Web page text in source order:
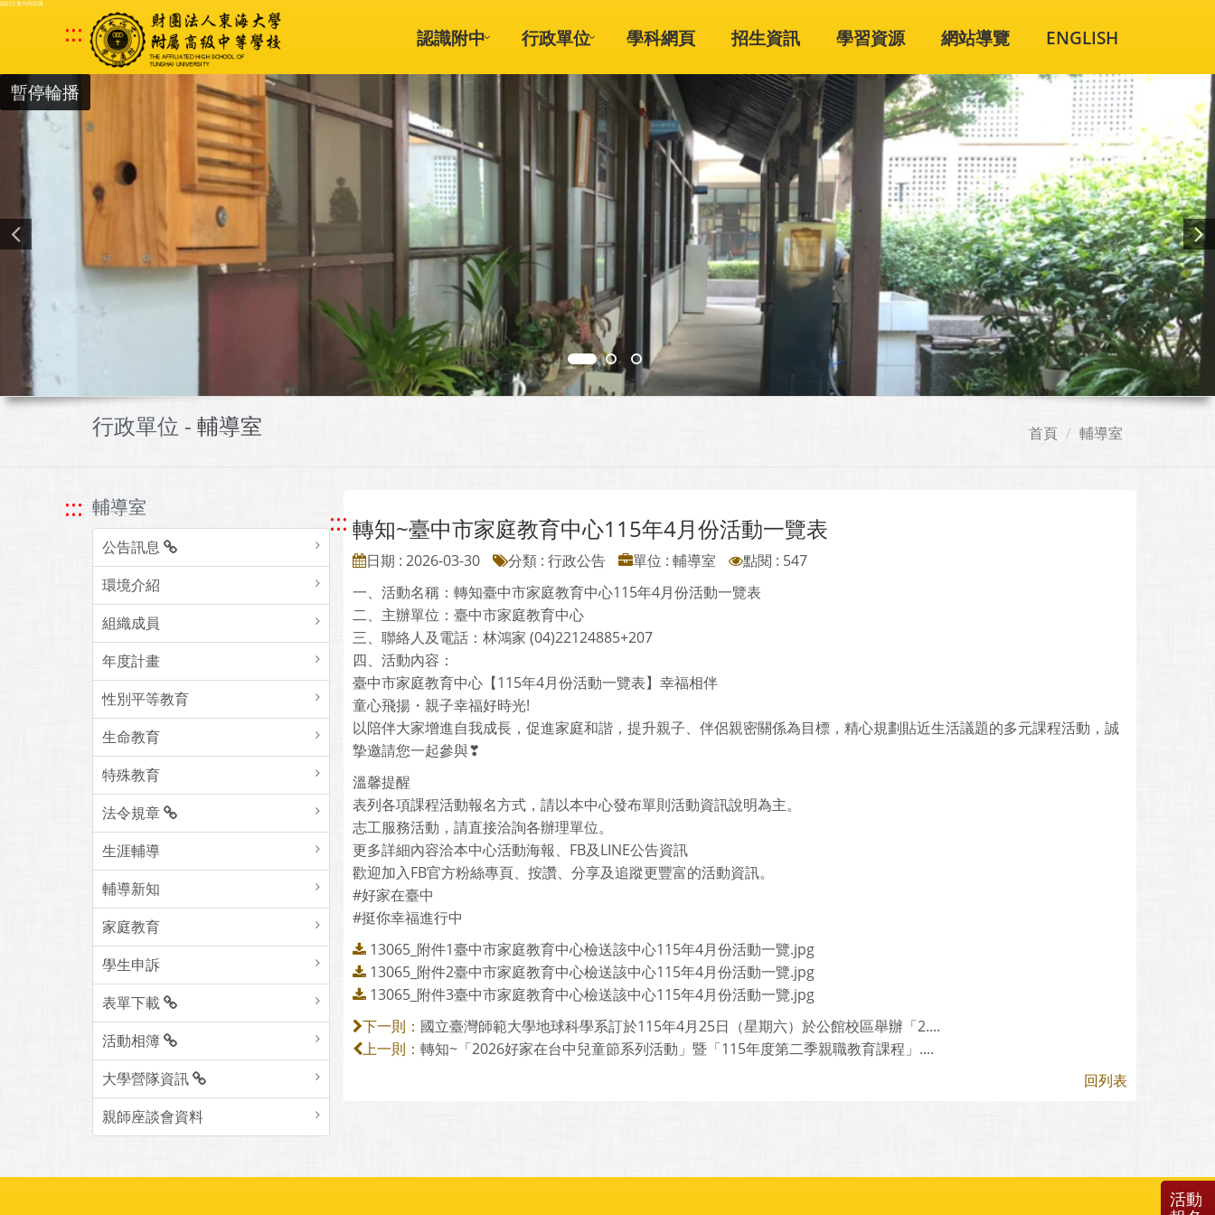
跳到主要內容區塊
::: 認識附中 行政單位 學科網頁 招生資訊 學習資源 網站導覽 ENGLISH
暫停輪播
行政單位 - 輔導室 首頁 輔導室
::: 輔導室
公告訊息
環境介紹
組織成員
年度計畫
性別平等教育
生命教育
特殊教育
法令規章
生涯輔導
輔導新知
家庭教育
學生申訴
表單下載
活動相簿
大學營隊資訊
親師座談會資料
::: 轉知~臺中市家庭教育中心115年4月份活動一覽表
日期 : 2026-03-30 分類 : 行政公告 單位 : 輔導室
點閱 : 547
一、活動名稱：轉知臺中市家庭教育中心115年4月份活動一覽表
二、主辦單位：臺中市家庭教育中心
三、聯絡人及電話：林鴻家 (04)22124885+207
四、活動內容：
臺中市家庭教育中心【115年4月份活動一覽表】幸福相伴
童心飛揚・親子幸福好時光!
以陪伴大家增進自我成長，促進家庭和諧，提升親子、伴侶親密關係為目標，精心規劃貼近生活議題的多元課程活動，誠
摯邀請您一起參與❣
溫馨提醒
表列各項課程活動報名方式，請以本中心發布單則活動資訊說明為主。
志工服務活動，請直接洽詢各辦理單位。
更多詳細內容洽本中心活動海報、FB及LINE公告資訊
歡迎加入FB官方粉絲專頁、按讚、分享及追蹤更豐富的活動資訊。
#好家在臺中
#挺你幸福進行中
13065_附件1臺中市家庭教育中心檢送該中心115年4月份活動一覽.jpg
13065_附件2臺中市家庭教育中心檢送該中心115年4月份活動一覽.jpg
13065_附件3臺中市家庭教育中心檢送該中心115年4月份活動一覽.jpg
下一則： 國立臺灣師範大學地球科學系訂於115年4月25日（星期六）於公館校區舉辦「2....
上一則： 轉知~「2026好家在台中兒童節系列活動」暨「115年度第二季親職教育課程」....
回列表
活動